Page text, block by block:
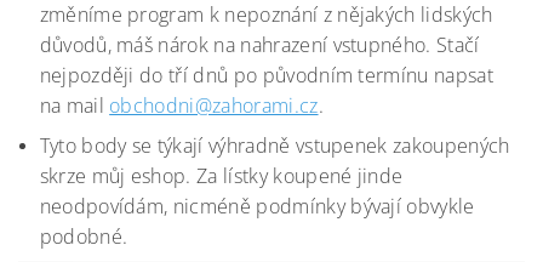
změníme program k nepoznání z nějakých lidských
důvodů, máš nárok na nahrazení vstupného. Stačí
nejpozději do tří dnů po původním termínu napsat
na mail obchodni@zahorami.cz.
Tyto body se týkají výhradně vstupenek zakoupených
skrze můj eshop. Za lístky koupené jinde
neodpovídám, nicméně podmínky bývají obvykle
podobné.